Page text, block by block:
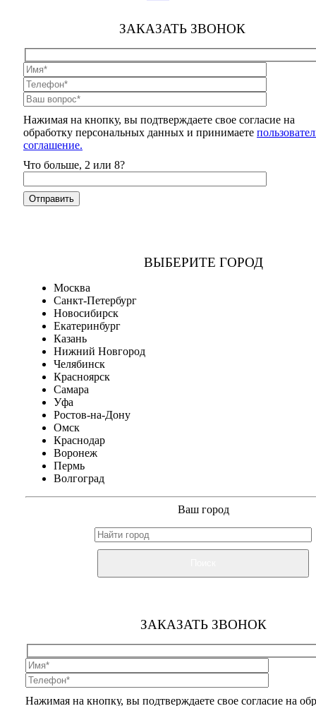
ЗАКАЗАТЬ ЗВОНОК
Нажимая на кнопку, вы подтверждаете свое согласие на
обработку персональных данных и принимаете
соглашение.
Что больше, 2 или 8?
ВЫБЕРИТЕ ГОРОД
Москва
Санкт-Петербург
Новосибирск
Екатеринбург
Казань
Нижний Новгород
Челябинск
Красноярск
Самара
Уфа
Ростов-на-Дону
Омск
Краснодар
Воронеж
Пермь
Волгоград
Ваш город
ЗАКАЗАТЬ ЗВОНОК
Нажимая на кнопку, вы подтверждаете свое согласие на